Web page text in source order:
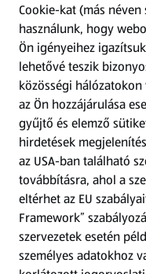
Kérdőív
Fizetési lehetőségek
ALDI utalványok
Árcsökkentés
Adattörlő alkalmazás
Szervizpont
(új oldalon nyílik meg)
Cookie-kat (más
használunk, hogy
Ön igényeihez
lehetővé teszik
közösségi
az Ön hozzájárulása
gyűjtő és elemző
hirdetések
az USA-ban található
továbbításra, ahol a
eltérhet az EU
Framework”
szervezetek esetén
személyes adatokhoz